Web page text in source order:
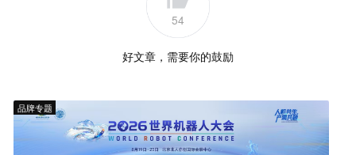
54
好文章，需要你的鼓励
品牌专题